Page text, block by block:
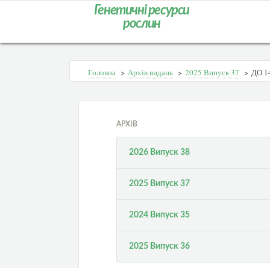
Генетичні ресурси
рослин
Головна > Архів видань > 2025 Випуск 37 > ДО
АРХІВ
2026 Випуск 38
2025 Випуск 37
2024 Випуск 35
2025 Випуск 36